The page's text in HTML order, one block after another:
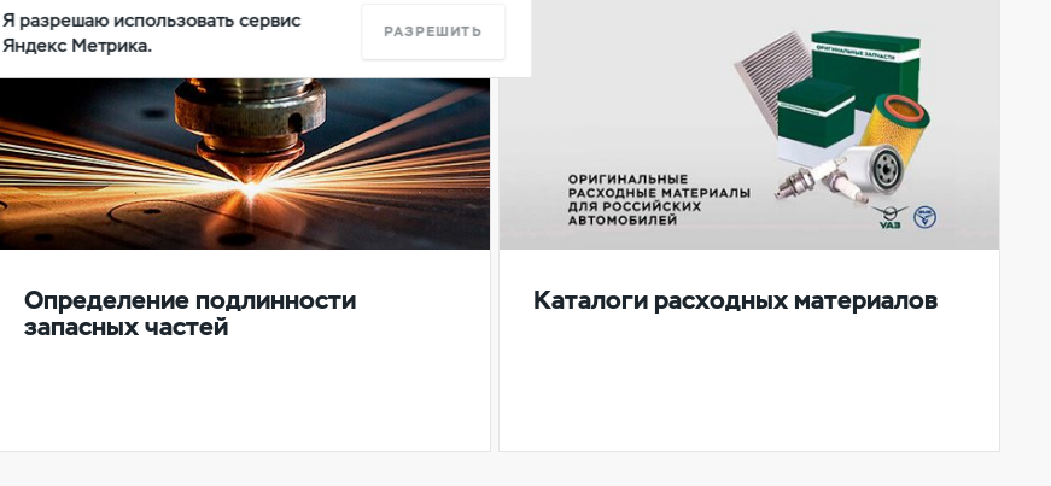
Определение подлинности
запасных частей
Каталоги расходных материалов
Я разрешаю использовать сервис
Яндекс Метрика.
РАЗРЕШИТЬ